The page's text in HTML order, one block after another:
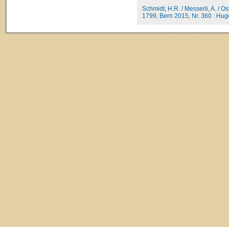
Schmidt, H.R. / Messerli, A. /
1799, Bern 2015, Nr. 360 :